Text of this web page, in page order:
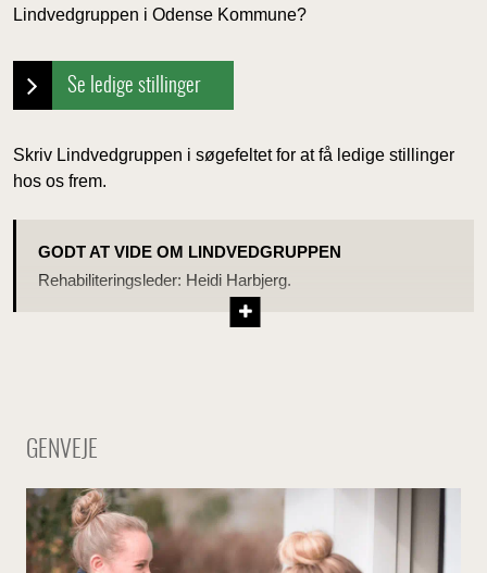
Lindvedgruppen i Odense Kommune?
Se ledige stillinger
Skriv Lindvedgruppen i søgefeltet for at få ledige stillinger
hos os frem.
GODT AT VIDE OM LINDVEDGRUPPEN
Rehabiliteringsleder: Heidi Harbjerg.
GENVEJE